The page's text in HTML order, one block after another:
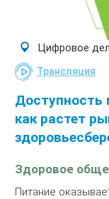
Цифровое
Трансляция
Доступность
как растет
Здоровое
Питание